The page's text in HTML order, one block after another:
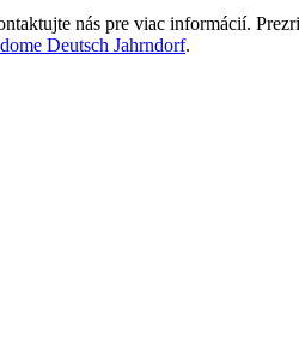
nás pre viac informácií.
Deutsch Jahrndorf.